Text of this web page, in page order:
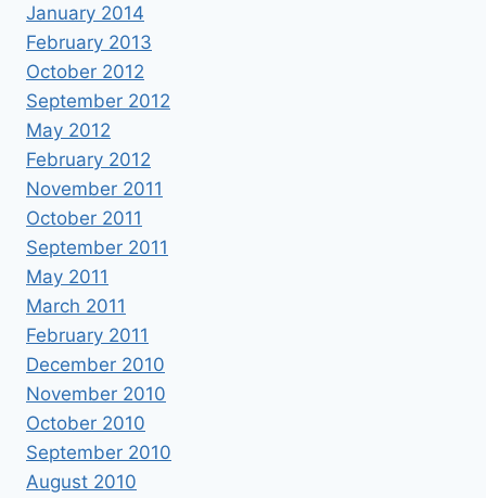
January 2014
February 2013
October 2012
September 2012
May 2012
February 2012
November 2011
October 2011
September 2011
May 2011
March 2011
February 2011
December 2010
November 2010
October 2010
September 2010
August 2010